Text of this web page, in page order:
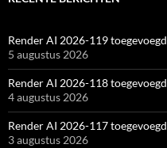
Render AI 2026-119 toegevoegd
5 augustus 2026
Render AI 2026-118 toegevoegd
4 augustus 2026
Render AI 2026-117 toegevoegd
3 augustus 2026